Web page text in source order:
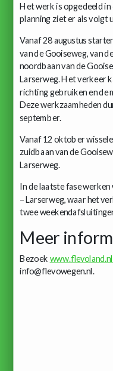
Het werk is opgedeeld in
planning ziet er als volgt
Vanaf 28 augustus
van de Gooiseweg, van
noordbaan van de
Larserweg. Het verkeer
richting gebruiken en de
Deze werkzaamheden
september.
Vanaf 12 oktober
zuidbaan van de
Larserweg.
In de laatste fase
– Larserweg, waar het
twee
Meer
Bezoek
info@flevowegen.nl.